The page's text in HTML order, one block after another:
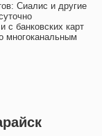
Сиалис и другие
с банковских карт
многоканальным